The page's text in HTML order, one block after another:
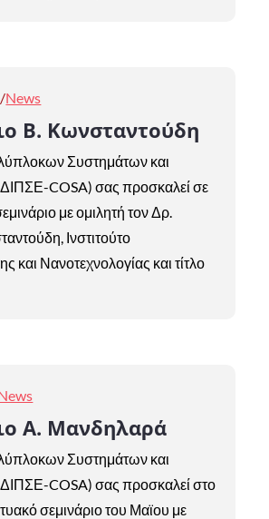
News
Β. Κωνσταντούδη
Συστημάτων και
COSA) σας προσκαλεί σε
με ομιλητή τον Δρ.
Ινστιτούτο
και Νανοτεχνολογίας και τίτλο
Α. Μανδηλαρά
Συστημάτων και
COSA) σας προσκαλεί στο
σεμινάριο του Μαϊου με